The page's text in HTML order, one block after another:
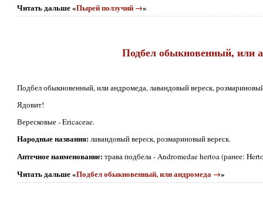
Читать дальше «Пырей ползучий →»
Подбел обыкновенный, или
Подбел обыкновенный, или андромеда, лавандовый вереск,
Ядовит!
Вересковые - Ericaceae.
Народные названия:лавандовый вереск, розмариновый вереск.
Аптечное наименование:трава подбела - Andromedae hertoa (ранее:
Читать дальше «Подбел обыкновенный, или андромеда →»